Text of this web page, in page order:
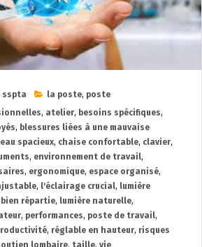
sspta la poste, poste
, atelier, besoins spécifiques,
, blessures liées à une mauvaise
spacieux, chaise confortable, clavier,
, environnement de travail,
, ergonomique, espace organisé,
, l'éclairage crucial, lumière
répartie, lumière naturelle,
, performances, poste de travail,
, réglable en hauteur, risques